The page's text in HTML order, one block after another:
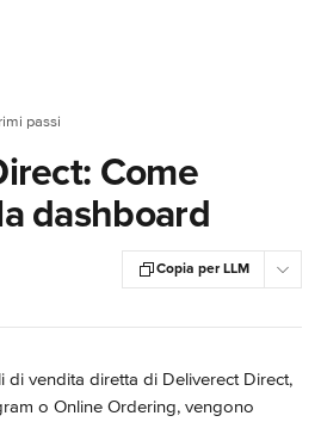
passi
Come
dashboard
Copia per LLM
di vendita diretta di Deliverect Direct,
o Online Ordering, vengono